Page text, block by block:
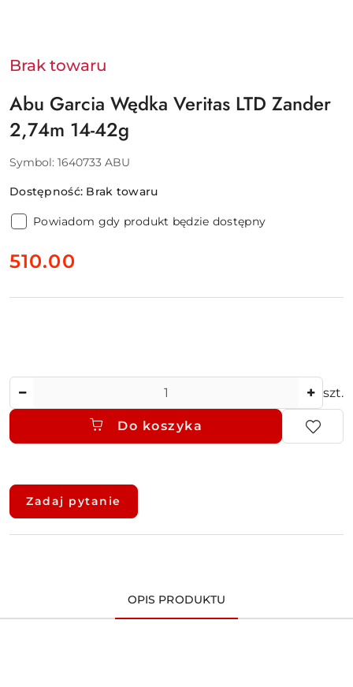
Brak towaru
Abu Garcia Wędka Veritas LTD Zander
2,74m 14-42g
Symbol: 1640733 ABU
Dostępność: Brak towaru
Powiadom gdy produkt będzie dostępny
cena:
510.00
szt.
Do koszyka
Dostępność
dostawa
Zadaj pytanie
OPIS PRODUKTU